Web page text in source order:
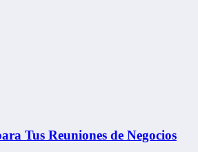
Tus Reuniones de Negocios